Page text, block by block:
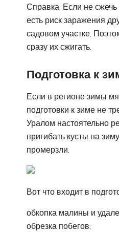
Справка. Если не сжечь
есть риск заражения
садовом участке.
сразу их сжигать.
Подготовка к
Если в регионе зимы
подготовки к зиме не
Уралом настоятельно
пригибать кусты на
промерзли.
Вот что входит в
обкопка малины и
обрезка побегов;